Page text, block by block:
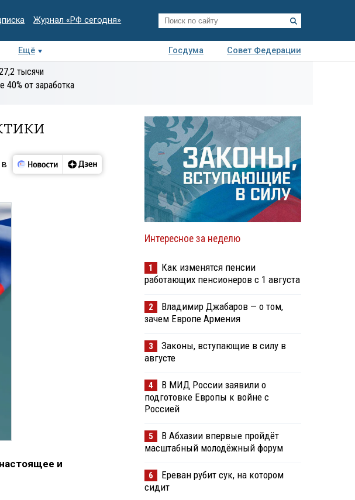
Журнал «РФ сегодня»
Ещё Госдума
Совет Федерации
тысячи
40% от заработка
и
Интересное за неделю
1
Как изменятся пенсии
работающих пенсионеров с 1 августа
2
Владимир Джабаров — о том,
зачем Европе Армения
3
Законы, вступающие в силу в
августе
4
В МИД России заявили о
подготовке Европы к войне с
Россией
5
В Абхазии впервые пройдёт
масштабный молодёжный форум
6
Ереван рубит сук, на котором
сидит